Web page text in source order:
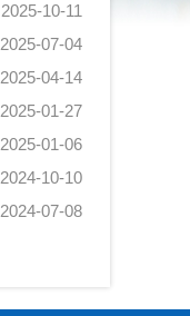
2025-10-11
2025-07-04
2025-04-14
2025-01-27
2025-01-06
2024-10-10
2024-07-08